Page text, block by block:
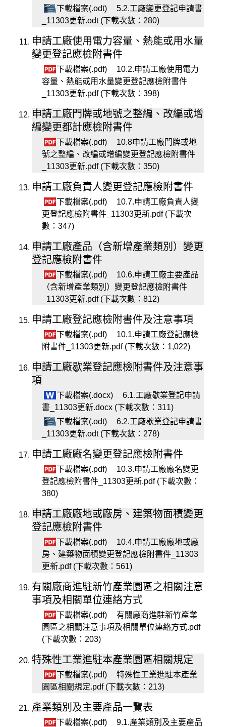
下載檔案(.odt)
5.2.工廠變更登記申請書
_11303更新.odt (下載次數：280)
申請工廠使用電力容量、熱能或用水量
變更登記應檢附書件
下載檔案(.pdf)
10.2.申請工廠使用電力
容量、熱能或用水量變更登記應檢附書件
_11303更新.pdf (下載次數：398)
申請工廠門牌或地號之整編、改編或增
編變更都計應檢附書件
下載檔案(.pdf)
10.8申請工廠門牌或地
號之整編、改編或增編變更登記應檢附書件
_11303更新.pdf (下載次數：350)
申請工廠負責人變更登記應檢附書件
下載檔案(.pdf)
10.7.申請工廠負責人變
更登記應檢附書件_11303更新.pdf (下載次
數：347)
申請工廠產品（含新增產業類別）變更
登記應檢附書件
下載檔案(.pdf)
10.6.申請工廠主要產品
（含新增產業類別）變更登記應檢附書件
_11303更新.pdf (下載次數：812)
申請工廠登記應檢附書件及注意事項
下載檔案(.pdf)
10.1.申請工廠登記應檢
附書件_11303更新.pdf (下載次數：1,022)
申請工廠歇業登記應檢附書件及注意事
項
下載檔案(.docx)
6.1.工廠歇業登記申請
書_11303更新.docx (下載次數：311)
下載檔案(.odt)
6.2.工廠歇業登記申請書
_11303更新.odt (下載次數：278)
申請工廠廠名變更登記應檢附書件
下載檔案(.pdf)
10.3.申請工廠廠名變更
登記應檢附書件_11303更新.pdf (下載次數：
380)
申請工廠廠地或廠房、建築物面積變更
登記應檢附書件
下載檔案(.pdf)
10.4.申請工廠廠地或廠
房、建築物面積變更登記應檢附書件_11303
更新.pdf (下載次數：561)
有關廠商進駐新竹產業園區之相關注意
事項及相關單位連絡方式
下載檔案(.pdf)
有關廠商進駐新竹產業
園區之相關注意事項及相關單位連絡方式.pdf
(下載次數：203)
特殊性工業進駐本產業園區相關規定
下載檔案(.pdf)
特殊性工業進駐本產業
園區相關規定.pdf (下載次數：213)
產業類別及主要產品一覽表
下載檔案(.pdf)
9.1.產業類別及主要產品